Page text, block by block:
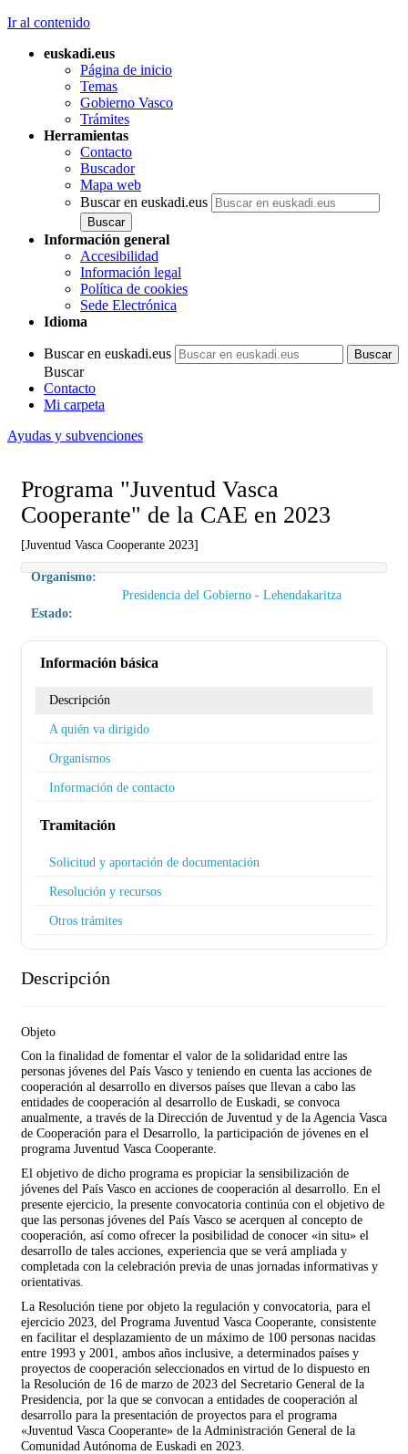
Ir al contenido
euskadi.eus
Página de inicio
Temas
Gobierno Vasco
Trámites
Herramientas
Contacto
Buscador
Mapa web
Buscar en euskadi.eus
Información general
Accesibilidad
Información legal
Política de cookies
Sede Electrónica
Idioma
Buscar en euskadi.eus
Buscar
Contacto
Mi carpeta
Ayudas y subvenciones
Programa "Juventud Vasca
Cooperante" de la CAE en 2023
[Juventud Vasca Cooperante 2023]
Organismo:
Presidencia del Gobierno - Lehendakaritza
Estado:
Información básica
Descripción
A quién va dirigido
Organismos
Información de contacto
Tramitación
Solicitud y aportación de documentación
Resolución y recursos
Otros trámites
Descripción
Objeto
Con la finalidad de fomentar el valor de la solidaridad entre las
personas jóvenes del País Vasco y teniendo en cuenta las acciones de
cooperación al desarrollo en diversos países que llevan a cabo las
entidades de cooperación al desarrollo de Euskadi, se convoca
anualmente, a través de la Dirección de Juventud y de la Agencia Vasca
de Cooperación para el Desarrollo, la participación de jóvenes en el
programa Juventud Vasca Cooperante.
El objetivo de dicho programa es propiciar la sensibilización de
jóvenes del País Vasco en acciones de cooperación al desarrollo. En el
presente ejercicio, la presente convocatoria continúa con el objetivo de
que las personas jóvenes del País Vasco se acerquen al concepto de
cooperación, así como ofrecer la posibilidad de conocer «in situ» el
desarrollo de tales acciones, experiencia que se verá ampliada y
completada con la celebración previa de unas jornadas informativas y
orientativas.
La Resolución tiene por objeto la regulación y convocatoria, para el
ejercicio 2023, del Programa Juventud Vasca Cooperante, consistente
en facilitar el desplazamiento de un máximo de 100 personas nacidas
entre 1993 y 2001, ambos años inclusive, a determinados países y
proyectos de cooperación seleccionados en virtud de lo dispuesto en
la Resolución de 16 de marzo de 2023 del Secretario General de la
Presidencia, por la que se convocan a entidades de cooperación al
desarrollo para la presentación de proyectos para el programa
«Juventud Vasca Cooperante» de la Administración General de la
Comunidad Autónoma de Euskadi en 2023.